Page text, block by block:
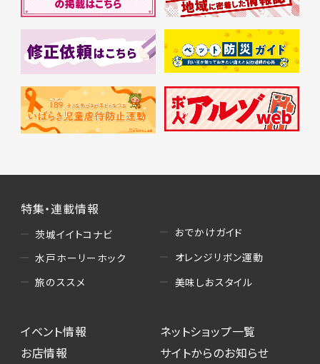
特集・連載情報
茨城イイトコナビ
水戸ホーリーホック
旅のススメ
おでかけガイド
オレンジリボン運動
美味しおスタイル
イベント情報
お店情報
ネットショップ一覧
サイトからのお知らせ